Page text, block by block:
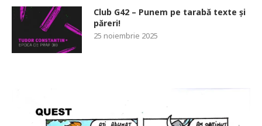
Club G42 – Punem pe tarabă texte și
păreri!
25 noiembrie 2025